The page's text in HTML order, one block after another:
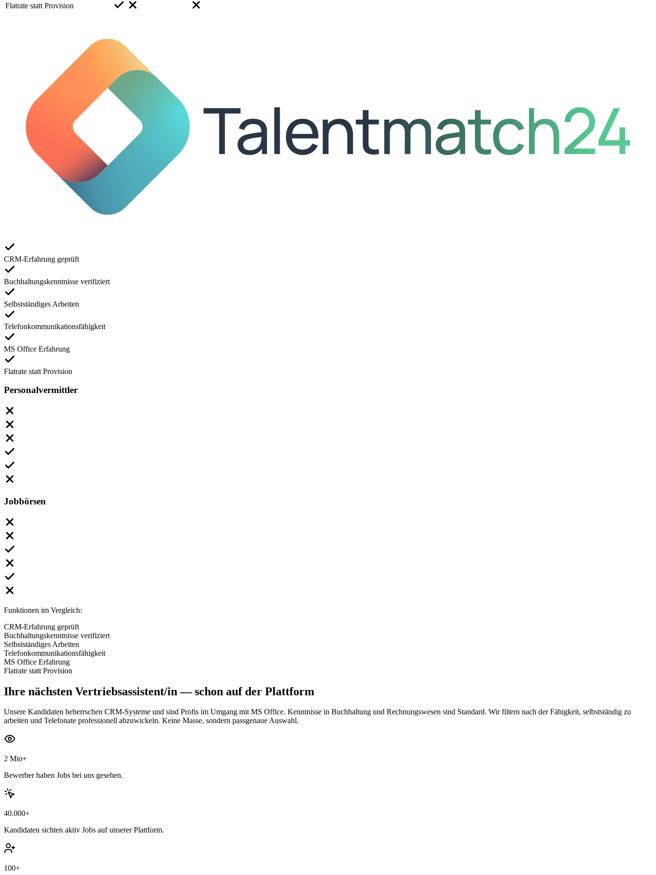
Flatrate statt Provision
CRM-Erfahrung geprüft
Buchhaltungskenntnisse verifiziert
Selbstständiges Arbeiten
Telefonkommunikationsfähigkeit
MS Office Erfahrung
Flatrate statt Provision
Personalvermittler
Jobbörsen
Funktionen im Vergleich:
CRM-Erfahrung geprüft
Buchhaltungskenntnisse verifiziert
Selbstständiges Arbeiten
Telefonkommunikationsfähigkeit
MS Office Erfahrung
Flatrate statt Provision
Ihre nächsten Vertriebsassistent/in — schon auf der Plattform
Unsere Kandidaten beherrschen CRM-Systeme und sind Profis im Umgang mit MS Office. Kenntnisse in Buchhaltung und Rechnungswesen sind Standard. Wir filtern nach der Fähigkeit, selbstständig zu
arbeiten und Telefonate professionell abzuwickeln. Keine Masse, sondern passgenaue Auswahl.
2 Mio+
Bewerber haben Jobs bei uns gesehen.
40.000+
Kandidaten sichten aktiv Jobs auf unserer Plattform.
100+